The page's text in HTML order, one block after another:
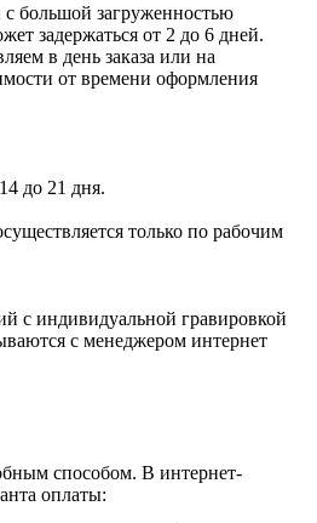
с большой загруженностью
задержаться от 2 до 6 дней.
в день заказа или на
от времени оформления
до 21 дня.
только по рабочим
с индивидуальной гравировкой
с менеджером интернет
способом. В интернет-
оплаты: